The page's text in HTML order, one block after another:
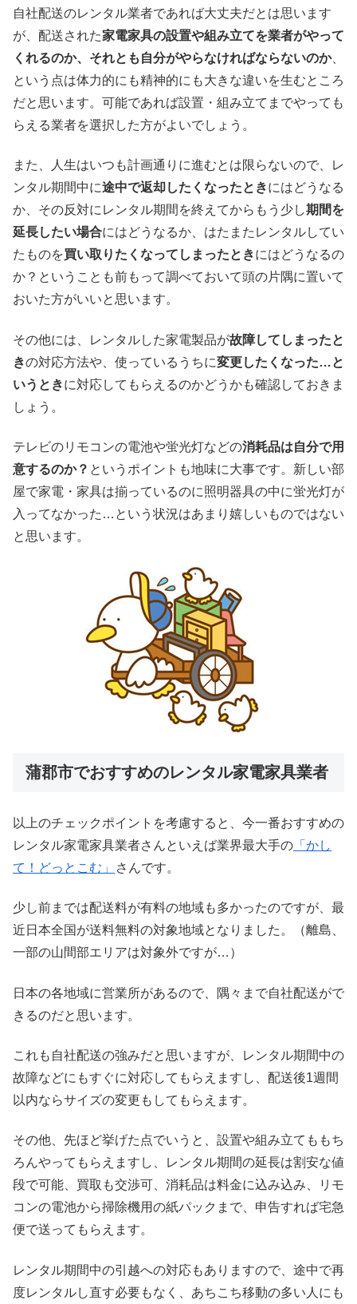
自社配送のレンタル業者であれば大丈夫だとは思います
が、配送された家電家具の設置や組み立てを業者がやって
くれるのか、それとも自分がやらなければならないのか、
という点は体力的にも精神的にも大きな違いを生むところ
だと思います。可能であれば設置・組み立てまでやっても
らえる業者を選択した方がよいでしょう。
また、人生はいつも計画通りに進むとは限らないので、レ
ンタル期間中に途中で返却したくなったときにはどうなる
か、その反対にレンタル期間を終えてからもう少し期間を
延長したい場合にはどうなるか、はたまたレンタルしてい
たものを買い取りたくなってしまったときにはどうなるの
か？ということも前もって調べておいて頭の片隅に置いて
おいた方がいいと思います。
その他には、レンタルした家電製品が故障してしまったと
きの対応方法や、使っているうちに変更したくなった…と
いうときに対応してもらえるのかどうかも確認しておきま
しょう。
テレビのリモコンの電池や蛍光灯などの消耗品は自分で用
意するのか？ というポイントも地味に大事です。新しい部
屋で家電・家具は揃っているのに照明器具の中に蛍光灯が
入ってなかった…という状況はあまり嬉しいものではない
と思います。
蒲郡市でおすすめのレンタル家電家具業者
以上のチェックポイントを考慮すると、今一番おすすめの
レンタル家電家具業者さんといえば業界最大手の 「かし
て！どっとこむ」
さんです。
少し前までは配送料が有料の地域も多かったのですが、最
近日本全国が送料無料の対象地域となりました。（離島、
一部の山間部エリアは対象外ですが…）
日本の各地域に営業所があるので、隅々まで自社配送がで
きるのだと思います。
これも自社配送の強みだと思いますが、レンタル期間中の
故障などにもすぐに対応してもらえますし、配送後1週間
以内ならサイズの変更もしてもらえます。
その他、先ほど挙げた点でいうと、設置や組み立てももち
ろんやってもらえますし、レンタル期間の延長は割安な値
段で可能、買取も交渉可、消耗品は料金に込み込み、リモ
コンの電池から掃除機用の紙パックまで、申告すれば宅急
便で送ってもらえます。
レンタル期間中の引越への対応もありますので、途中で再
度レンタルし直す必要もなく、あちこち移動の多い人にも